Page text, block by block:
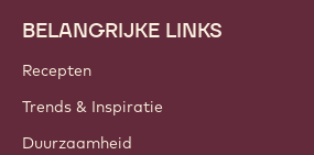
Footer
Callebaut
BELANGRIJKE LINKS
Recepten
Trends & Inspiratie
Duurzaamheid